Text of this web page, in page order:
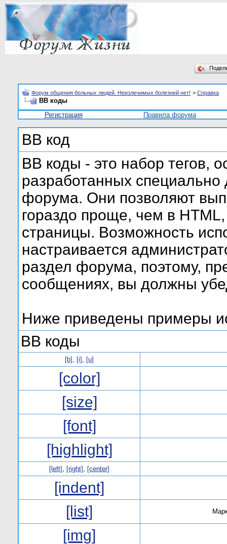
Форум общения больных людей. Неизлечимых болезней нет! > Справка
BB коды
Регистрация
Правила форума
BB код
BB коды - это набор тегов,
разработанных
форума. Они позволяют
гораздо проще, чем в
страницы. Возможность
настраивается
раздел форума, поэтому,
сообщениях, вы должны
Ниже приведены примеры
BB коды
[b] , [i] , [u]
[color]
[size]
[font]
[highlight]
[left] , [right] , [center]
[indent]
[list]
[img]